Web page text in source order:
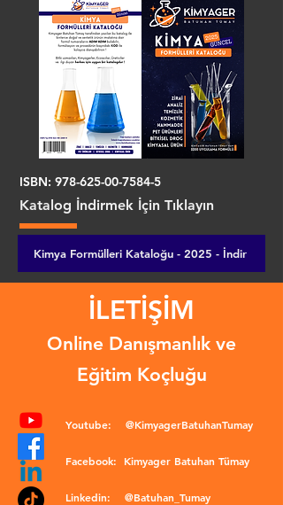
ISBN: 978-625-00-7584-5
Katalog İndirmek İçin Tıklayın
Kimya Formülleri Kataloğu - 2025 - İndir
İLETİŞİM
Online Danışmanlık ve
Eğitim Koçluğu
Youtube: @KimyagerBatuhanTumay
Facebook: Kimyager Batuhan Tümay
Linkedin: @Batuhan_Tumay